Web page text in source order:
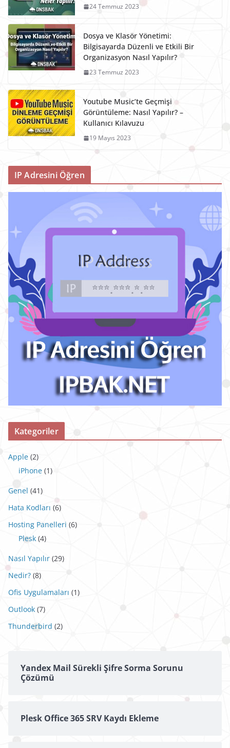
24 Temmuz 2023
Dosya ve Klasör Yönetimi:
Bilgisayarda Düzenli ve Etkili Bir
Organizasyon Nasıl Yapılır?
23 Temmuz 2023
Youtube Music’te Geçmişi
Görüntüleme: Nasıl Yapılır? –
Kullanıcı Kılavuzu
19 Mayıs 2023
IP Adresini Öğren
Kategoriler
Apple (2)
iPhone (1)
Genel (41)
Hata Kodları (6)
Hosting Panelleri (6)
Plesk (4)
Nasıl Yapılır (29)
Nedir? (8)
Ofis Uygulamaları (1)
Outlook (7)
Thunderbird (2)
Yandex Mail Sürekli Şifre Sorma Sorunu
Çözümü
Plesk Office 365 SRV Kaydı Ekleme